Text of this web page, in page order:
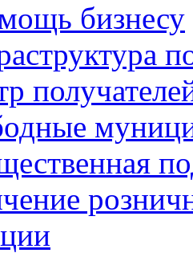
бизнесу